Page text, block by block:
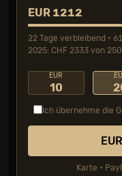
EUR 1212
22 Tage verbleibend •
2025: CHF 2333 von
EUR
10
Ich übernehme die
EUR
Karte •